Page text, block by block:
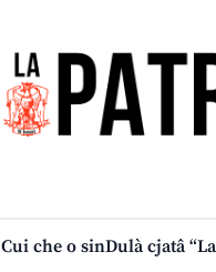
Cui che o sinDulà cjatâ